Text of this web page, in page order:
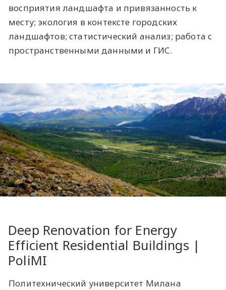
восприятия ландшафта и привязанность к
месту; экология в контексте городских
ландшафтов; статистический анализ; работа с
пространственными данными и ГИС.
​Deep Renovation for Energy
Efficient Residential Buildings |
PoliMI ​​​
Политехнический университет Милана